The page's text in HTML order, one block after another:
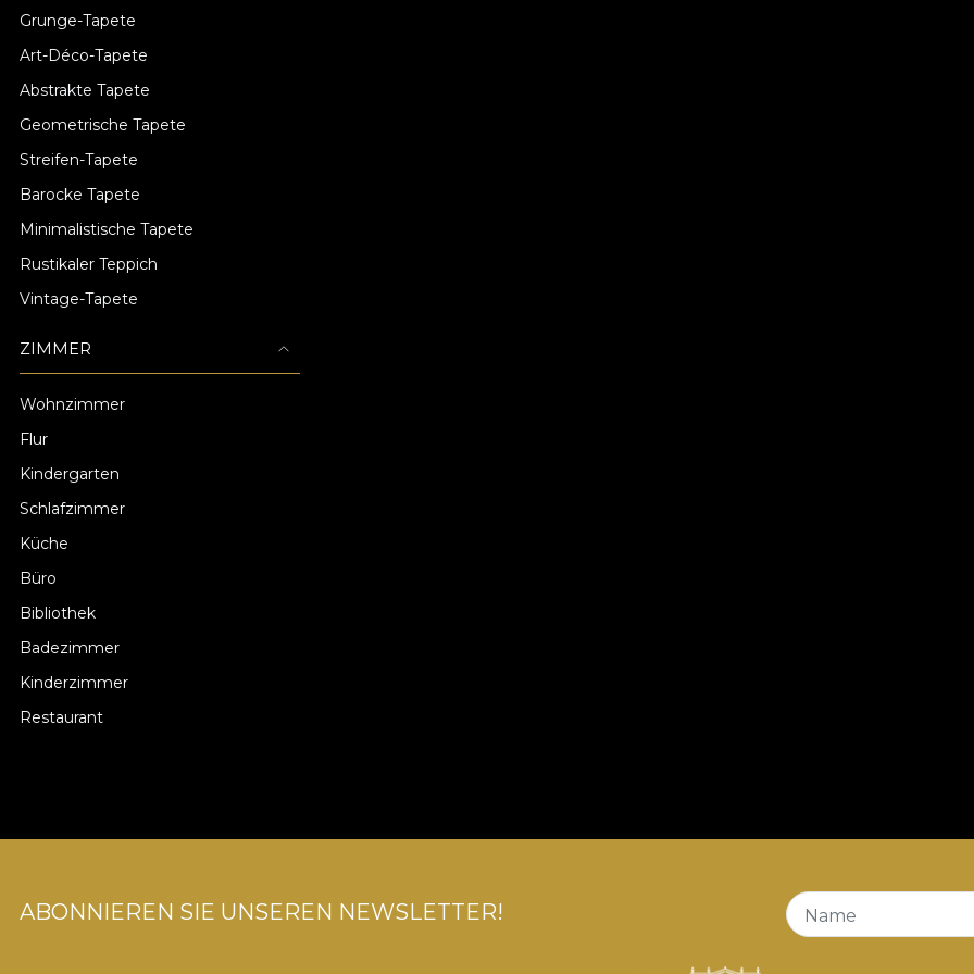
Grunge-Tapete
Art-Déco-Tapete
Abstrakte Tapete
Geometrische Tapete
Streifen-Tapete
Barocke Tapete
Minimalistische Tapete
Rustikaler Teppich
Vintage-Tapete
ZIMMER
Wohnzimmer
Flur
Kindergarten
Schlafzimmer
Küche
Büro
Bibliothek
Badezimmer
Kinderzimmer
Restaurant
ABONNIEREN SIE UNSEREN NEWSLETTER! Name